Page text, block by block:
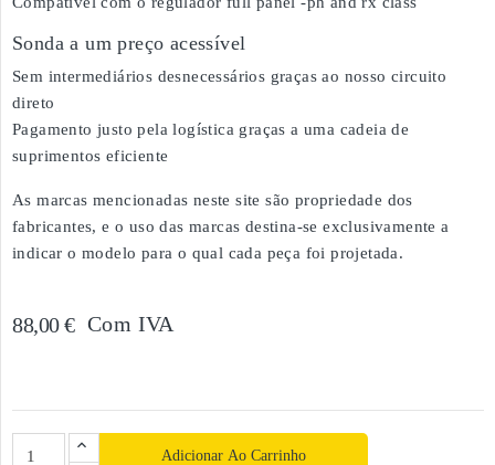
Sonda a um preço acessível
Sem intermediários desnecessários graças ao nosso circuito
direto
Pagamento justo pela logística graças a uma cadeia de
suprimentos eficiente
As marcas mencionadas neste site são propriedade dos
fabricantes, e o uso das marcas destina-se exclusivamente a
indicar o modelo para o qual cada peça foi projetada.
88,00 € Com IVA
Adicionar Ao Carrinho